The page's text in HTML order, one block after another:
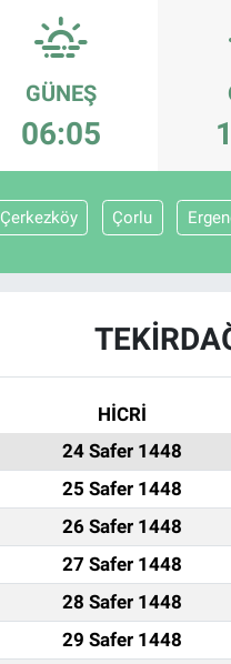
GÜNEŞ
06:05
Çerkezköy Çorlu
HİCRİ
24 Safer 1448
25 Safer 1448
26 Safer 1448
27 Safer 1448
28 Safer 1448
29 Safer 1448